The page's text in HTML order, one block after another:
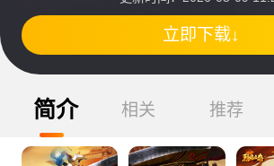
立即下载↓
简介 相关 推荐